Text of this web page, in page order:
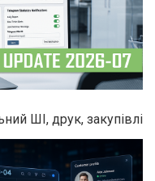
ШІ, друк, закупівлі